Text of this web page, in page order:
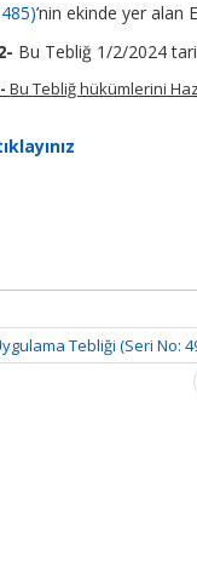
’nin ekinde yer alan
Bu Tebliğ 1/2/2024
Bu Tebliğ hükümlerini
Tebliği (Seri No: